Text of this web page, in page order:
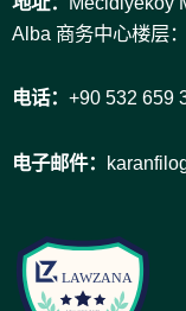
Alba 商务中心楼层
电话： +90 532 659
电子邮件：